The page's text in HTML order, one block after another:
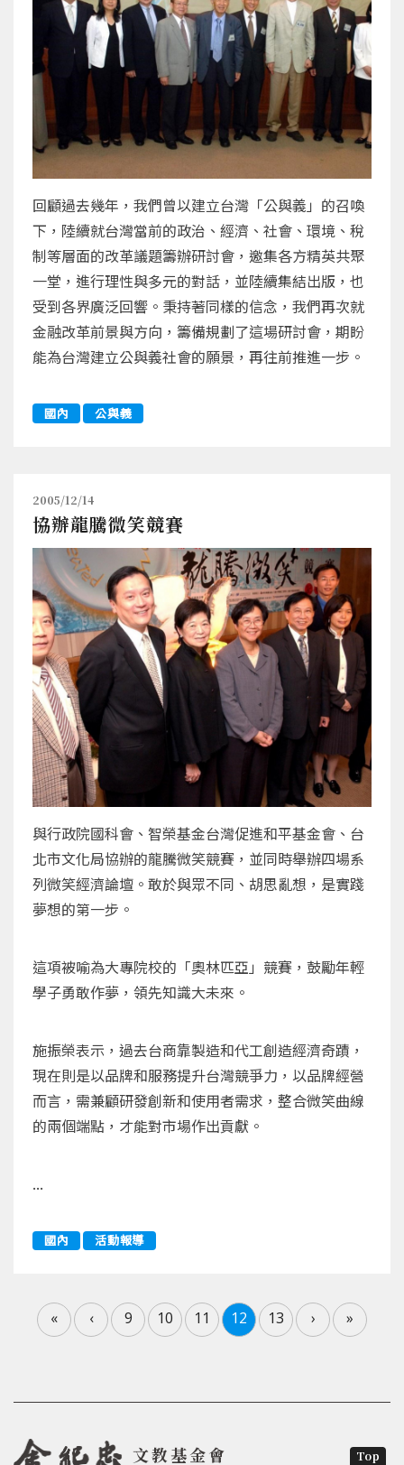
回顧過去幾年，我們曾以建立台灣「公與義」的召喚
下，陸續就台灣當前的政治、經濟、社會、環境、稅
制等層面的改革議題籌辦研討會，邀集各方精英共聚
一堂，進行理性與多元的對話，並陸續集結出版，也
受到各界廣泛回響。秉持著同樣的信念，我們再次就
金融改革前景與方向，籌備規劃了這場研討會，期盼
能為台灣建立公與義社會的願景，再往前推進一步。
國內 公與義
2005/12/14
協辦龍騰微笑競賽
與行政院國科會、智榮基金台灣促進和平基金會、台
北市文化局協辦的龍騰微笑競賽，並同時舉辦四場系
列微笑經濟論壇。敢於與眾不同、胡思亂想，是實踐
夢想的第一步。
這項被喻為大專院校的「奧林匹亞」競賽，鼓勵年輕
學子勇敢作夢，領先知識大未來。
施振榮表示，過去台商靠製造和代工創造經濟奇蹟，
現在則是以品牌和服務提升台灣競爭力，以品牌經營
而言，需兼顧研發創新和使用者需求，整合微笑曲線
的兩個端點，才能對市場作出貢獻。
...
國內 活動報導
« ‹ 9 10 11 12 13 › »
文教基金會 Top